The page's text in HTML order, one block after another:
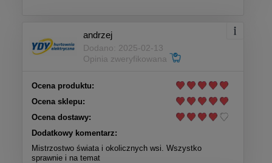
andrzej
Dodano: 2025-02-13
Opinia zweryfikowana
Ocena produktu:
Ocena sklepu:
Ocena dostawy:
Dodatkowy komentarz:
Mistrzostwo świata i okolicznych wsi. Wszystko
sprawnie i na temat